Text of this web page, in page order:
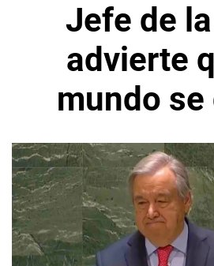
Jefe de
advierte
mundo
hacia una
más